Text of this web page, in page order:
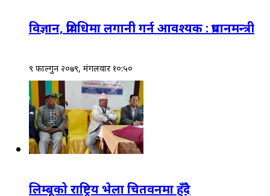
विज्ञान, प्रविधिमा लगानी गर्न आवश्यक : प्रधानमन्त्री
९ फाल्गुन २०७९, मंगलवार १०:५०
लिम्बूको राष्ट्रिय भेला चितवनमा हुँदै